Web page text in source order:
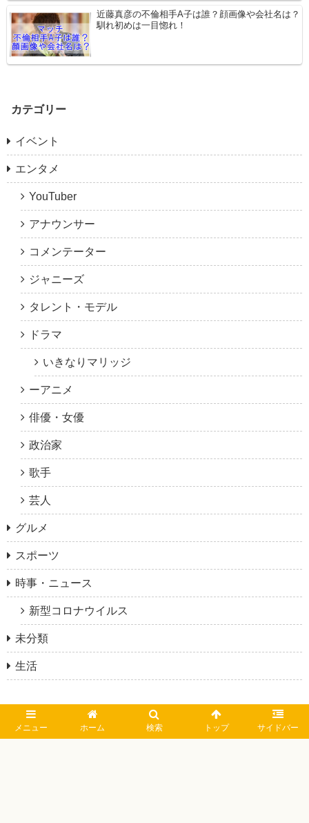
近藤真彦の不倫相手A子は誰？顔画像や会社名は？
馴れ初めは一目惚れ！
カテゴリー
イベント
エンタメ
YouTuber
アナウンサー
コメンテーター
ジャニーズ
タレント・モデル
ドラマ
いきなりマリッジ
ーアニメ
俳優・女優
政治家
歌手
芸人
グルメ
スポーツ
時事・ニュース
新型コロナウイルス
未分類
生活
メニュー ホーム 検索 トップ サイドバー